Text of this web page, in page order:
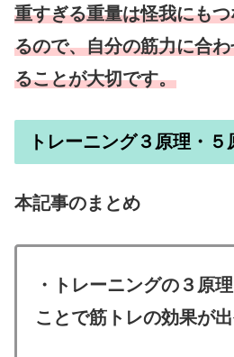
重すぎる重量は怪我にも
るので、自分の筋力に合
ることが大切です。
トレーニング３原理・
本記事のまとめ
・トレーニングの３原
ことで筋トレの効果が